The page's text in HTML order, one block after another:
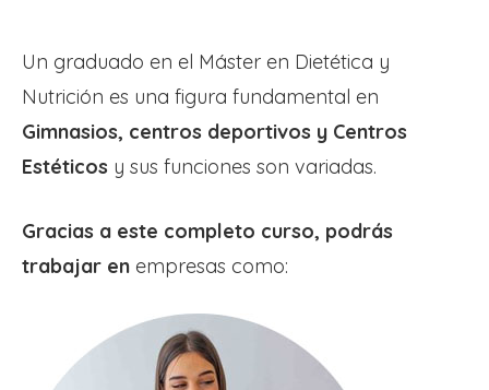
Un graduado en el Máster en Dietética y
Nutrición es una figura fundamental en
Gimnasios, centros deportivos y Centros
Estéticos y sus funciones son variadas.
Gracias a este completo curso, podrás
trabajar en empresas como: